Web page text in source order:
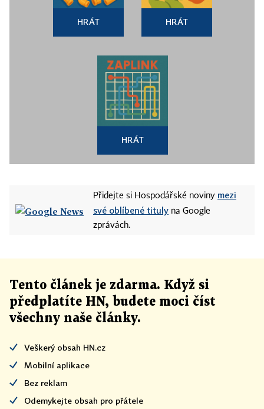
HRÁT HRÁT
HRÁT
Přidejte si Hospodářské noviny mezi
své oblíbené tituly na Google
zprávách.
Tento článek je zdarma. Když si
předplatíte HN, budete moci číst
všechny naše články.
Veškerý obsah HN.cz
Mobilní aplikace
Bez reklam
Odemykejte obsah pro přátele